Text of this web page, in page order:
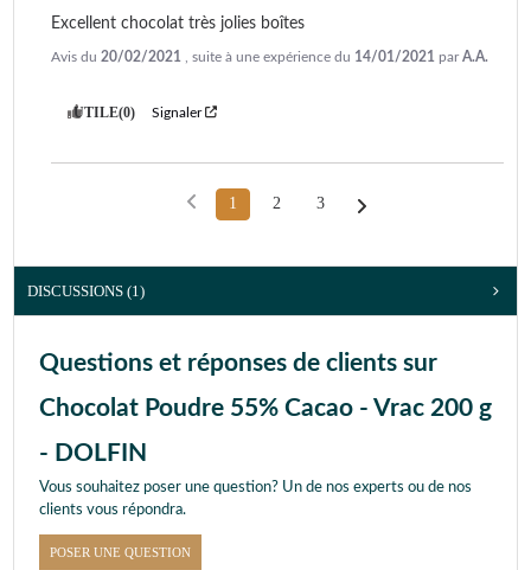
Excellent chocolat très jolies boîtes
Avis du 20/02/2021 , suite à une expérience du 14/01/2021 parA.A.
UTILE(0) Signaler
1 2 3
DISCUSSIONS (1)
Questions et réponses de clients sur
Chocolat Poudre 55% Cacao - Vrac 200 g
- DOLFIN
Vous souhaitez poser une question? Un de nos experts ou de nos
clients vous répondra.
POSER UNE QUESTION